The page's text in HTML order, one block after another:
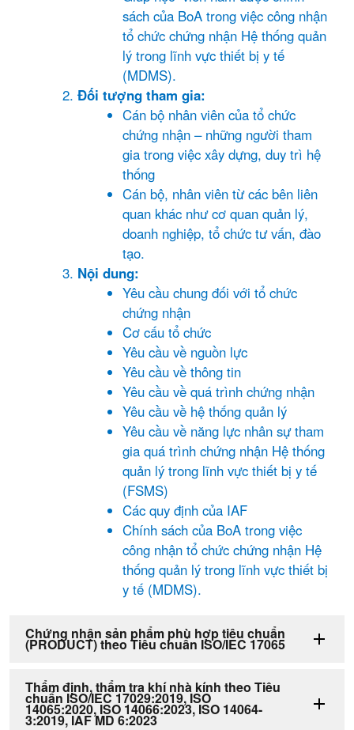
sách của BoA trong việc công nhận
tổ chức chứng nhận Hệ thống quản
lý trong lĩnh vực thiết bị y tế
(MDMS).
Đối tượng tham gia:
Cán bộ nhân viên của tổ chức
chứng nhận – những người tham
gia trong việc xây dựng, duy trì hệ
thống
Cán bộ, nhân viên từ các bên liên
quan khác như cơ quan quản lý,
doanh nghiệp, tổ chức tư vấn, đào
tạo.
Nội dung:
Yêu cầu chung đối với tổ chức
chứng nhận
Cơ cấu tổ chức
Yêu cầu về nguồn lực
Yêu cầu về thông tin
Yêu cầu về quá trình chứng nhận
Yêu cầu về hệ thống quản lý
Yêu cầu về năng lực nhân sự tham
gia quá trình chứng nhận Hệ thống
quản lý trong lĩnh vực thiết bị y tế
(FSMS)
Các quy định của IAF
Chính sách của BoA trong việc
công nhận tổ chức chứng nhận Hệ
thống quản lý trong lĩnh vực thiết bị
y tế (MDMS).
Chứng nhận sản phẩm phù hợp tiêu chuẩn
(PRODUCT) theo Tiêu chuẩn ISO/IEC 17065
Thẩm định, thẩm tra khí nhà kính theo Tiêu
chuẩn ISO/IEC 17029:2019, ISO
14065:2020, ISO 14066:2023, ISO 14064-
3:2019, IAF MD 6:2023